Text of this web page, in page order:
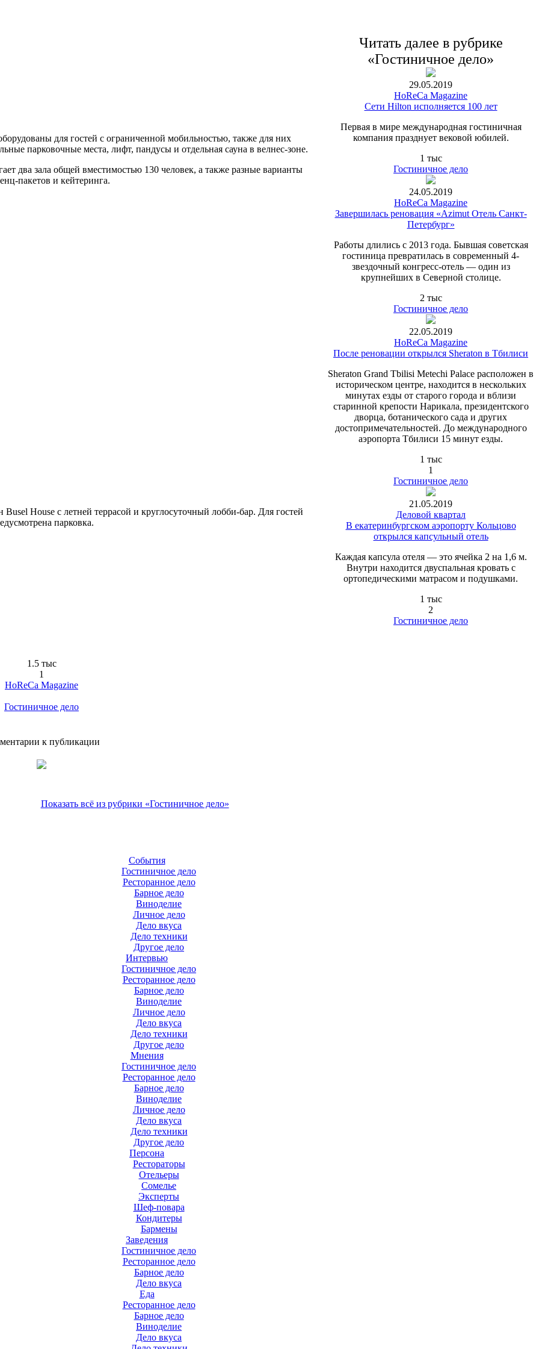
для гостей с ограниченной мобильностью, также для них
парковочные места, лифт, пандусы и отдельная сауна в велнес-зоне.
два зала общей вместимостью 130 человек, а также разные варианты
пакетов и кейтеринга.
Busel House с летней террасой и круглосуточный лобби-бар. Для гостей
парковка.
1.5 тыс
1
HoReCa Magazine
Гостиничное дело
к публикации
Читать далее в рубрике
«Гостиничное дело»
29.05.2019
HoReCa Magazine
Сети Hilton исполняется 100 лет
Первая в мире международная гостиничная
компания празднует вековой юбилей.
1 тыс
Гостиничное дело
24.05.2019
HoReCa Magazine
Завершилась реновация «Azimut Отель Санкт-
Петербург»
Работы длились с 2013 года. Бывшая советская
гостиница превратилась в современный 4-
звездочный конгресс-отель — один из
крупнейших в Северной столице.
2 тыс
Гостиничное дело
22.05.2019
HoReCa Magazine
После реновации открылся Sheraton в Тбилиси
Sheraton Grand Tbilisi Metechi Palace расположен в
историческом центре, находится в нескольких
минутах езды от старого города и вблизи
старинной крепости Нарикала, президентского
дворца, ботанического сада и других
достопримечательностей. До международного
аэропорта Тбилиси 15 минут езды.
1 тыс
1
Гостиничное дело
21.05.2019
Деловой квартал
В екатеринбургском аэропорту Кольцово
открылся капсульный отель
Каждая капсула отеля — это ячейка 2 на 1,6 м.
Внутри находится двуспальная кровать с
ортопедическими матрасом и подушками.
1 тыс
2
Гостиничное дело
Показать всё из рубрики «Гостиничное дело»
События
Гостиничное дело
Ресторанное дело
Барное дело
Виноделие
Личное дело
Дело вкуса
Дело техники
Другое дело
Интервью
Гостиничное дело
Ресторанное дело
Барное дело
Виноделие
Личное дело
Дело вкуса
Дело техники
Другое дело
Мнения
Гостиничное дело
Ресторанное дело
Барное дело
Виноделие
Личное дело
Дело вкуса
Дело техники
Другое дело
Персона
Рестораторы
Отельеры
Сомелье
Эксперты
Шеф-повара
Кондитеры
Бармены
Заведения
Гостиничное дело
Ресторанное дело
Барное дело
Дело вкуса
Еда
Ресторанное дело
Барное дело
Виноделие
Дело вкуса